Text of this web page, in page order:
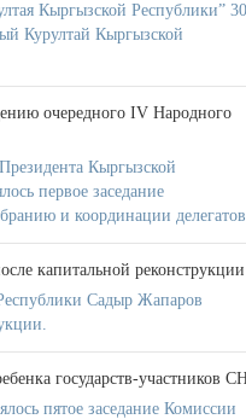
Кыргызской Республики”
Курултай Кыргызской
очередного IV Народного
Кыргызской
первое заседание
и координации
капитальной реконструкции
Садыр Жапаров
государств-участников
пятое заседание Комиссии